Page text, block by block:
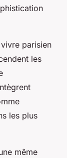
parisien
les
les plus
même